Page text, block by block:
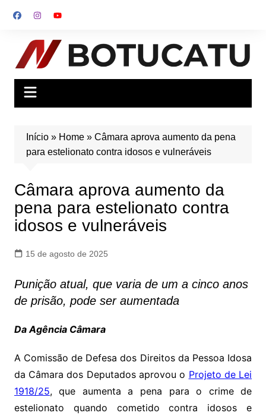
para
conteúdo
Início» Home» Câmara aprova aumento da pena
para estelionato contra idosos e vulneráveis
Câmara aprova aumento da
pena para estelionato contra
idosos e vulneráveis
15 de agosto de 2025
Punição atual, que varia de um a cinco anos
de prisão, pode ser aumentada
Da Agência Câmara
A Comissão de Defesa dos Direitos da Pessoa Idosa
da Câmara dos Deputados aprovou o Projeto de Lei
1918/25, que aumenta a pena para o crime de
estelionato quando cometido contra idosos e